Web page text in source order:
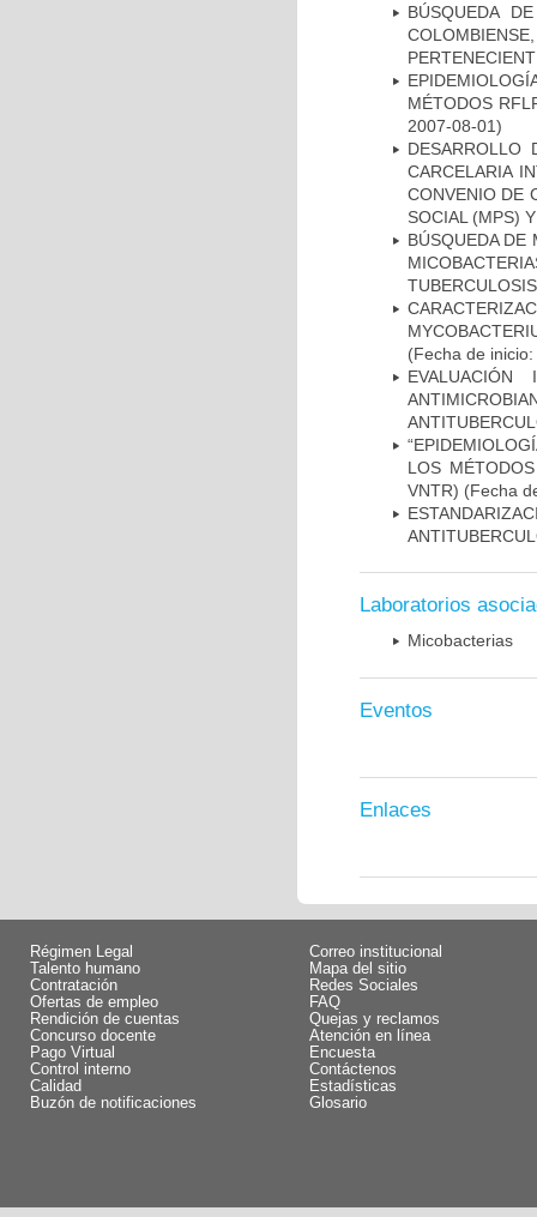
BÚSQUEDA
MÉTODOS
2007-08-01)
CARCELARIA
CONVENIO DE
SOCIAL (MPS)
BÚSQUEDA DE
(Fecha de
LOS
VNTR) (Fecha
Laboratorios
Micobacterias
Eventos
Enlaces
Régimen Legal
Talento humano
Contratación
Ofertas de empleo
Rendición de cuentas
Concurso docente
Pago Virtual
Control interno
Calidad
Buzón de notificaciones
Correo institucional
Mapa del sitio
Redes Sociales
FAQ
Quejas y reclamos
Atención en línea
Encuesta
Contáctenos
Estadísticas
Glosario